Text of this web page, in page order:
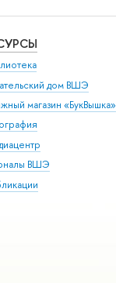
дом ВШЭ
магазин «БукВышка»
ВШЭ